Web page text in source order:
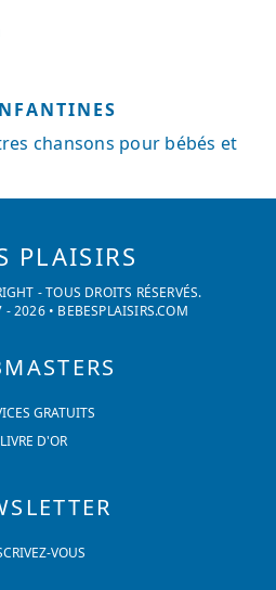
chansons pour bébés et
PLAISIRS
- TOUS DROITS RÉSERVÉS.
-2026• BEBESPLAISIRS.COM
GRATUITS
LIVRE D'OR
VOUS